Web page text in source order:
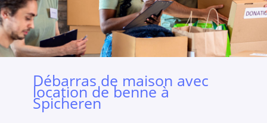
Débarras de maison avec
location de benne à
Spicheren